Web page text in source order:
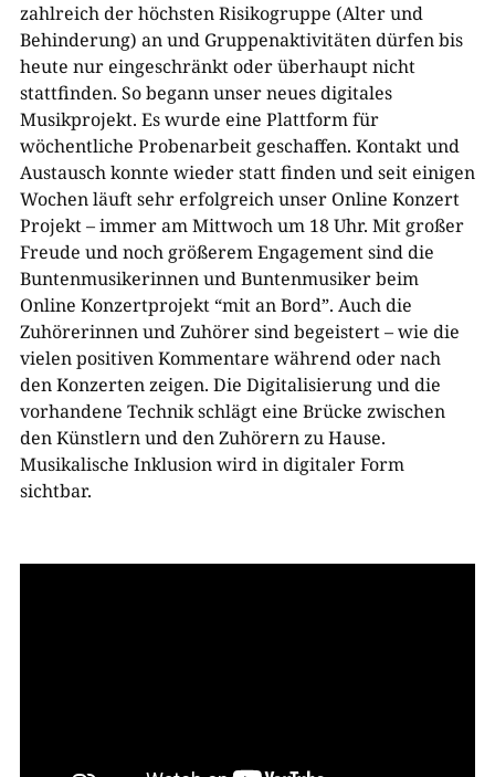
zahlreich der höchsten Risikogruppe (Alter und
Behinderung) an und Gruppenaktivitäten dürfen bis
heute nur eingeschränkt oder überhaupt nicht
stattfinden. So begann unser neues digitales
Musikprojekt. Es wurde eine Plattform für
wöchentliche Probenarbeit geschaffen. Kontakt und
Austausch konnte wieder statt finden und seit einigen
Wochen läuft sehr erfolgreich unser Online Konzert
Projekt – immer am Mittwoch um 18 Uhr. Mit großer
Freude und noch größerem Engagement sind die
Buntenmusikerinnen und Buntenmusiker beim
Online Konzertprojekt “mit an Bord”. Auch die
Zuhörerinnen und Zuhörer sind begeistert – wie die
vielen positiven Kommentare während oder nach
den Konzerten zeigen. Die Digitalisierung und die
vorhandene Technik schlägt eine Brücke zwischen
den Künstlern und den Zuhörern zu Hause.
Musikalische Inklusion wird in digitaler Form
sichtbar.